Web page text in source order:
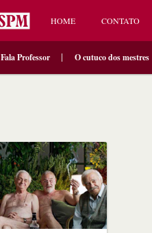
HOME CONTATO
Fala Professor O cutuco dos mestres